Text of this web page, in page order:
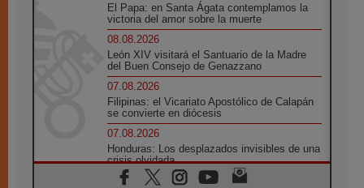
El Papa: en Santa Ágata contemplamos la
victoria del amor sobre la muerte
08.08.2026
León XIV visitará el Santuario de la Madre
del Buen Consejo de Genazzano
07.08.2026
Filipinas: el Vicariato Apostólico de Calapán
se convierte en diócesis
07.08.2026
Honduras: Los desplazados invisibles de una
crisis olvidada
07.08.2026